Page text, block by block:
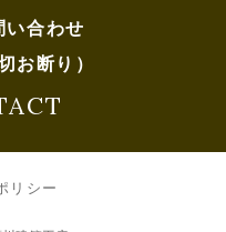
い合わせ
お断り）
リシー